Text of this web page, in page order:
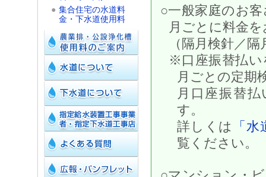
● 集合住宅の水道料
金・下水道使用料
○一般家庭のお
月ごとに料金
（隔月検針／
※口座振替払い
月ごとの定期
月口座振替
す。
詳しくは
「
覧ください。